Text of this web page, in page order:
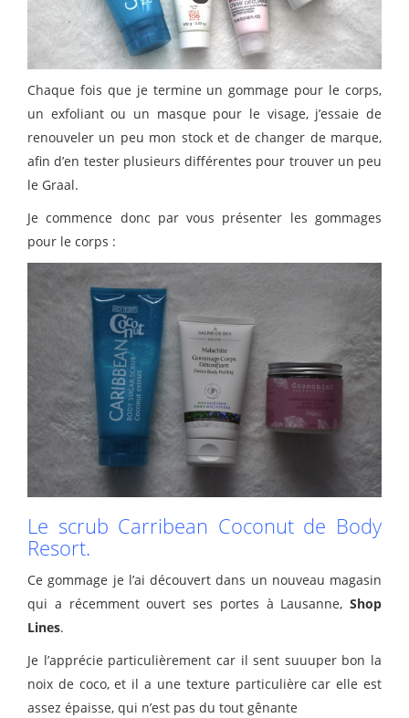
Chaque fois que je termine un gommage pour le corps,
un exfoliant ou un masque pour le visage, j’essaie de
renouveler un peu mon stock et de changer de marque,
afin d’en tester plusieurs différentes pour trouver un peu
le Graal.
Je commence donc par vous présenter les gommages
pour le corps :
Le scrub Carribean Coconut de Body
Resort.
Ce gommage je l’ai découvert dans un nouveau magasin
qui a récemment ouvert ses portes à Lausanne, Shop
Lines.
Je l’apprécie particulièrement car il sent suuuper bon la
noix de coco, et il a une texture particulière car elle est
assez épaisse, qui n’est pas du tout gênante